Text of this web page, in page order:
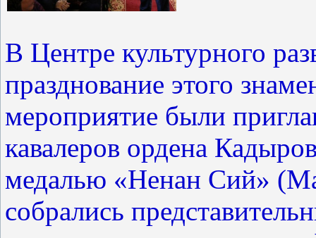
В Центре культурного
празднование этого
мероприятие были
кавалеров ордена
медалью «Ненан Сий»
собрались